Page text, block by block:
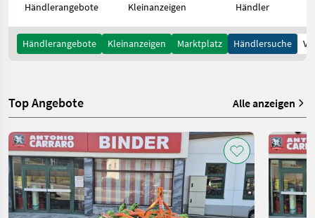
Händlerangebote Kleinanzeigen Händler
Händlerangebote Kleinanzeigen Marktplatz Händlersuche
Top Angebote Alle anzeigen